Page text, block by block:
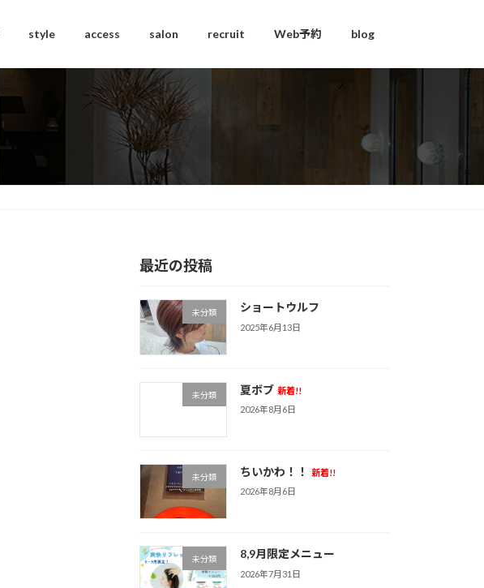
style access salon recruit Web予約 blog
最近の投稿
未分類 ショートウルフ
2025年6月13日
未分類 夏ボブ 新着!!
2026年8月6日
未分類 ちいかわ！！
新着!!
2026年8月6日
未分類 8,9月限定メニュー
2026年7月31日